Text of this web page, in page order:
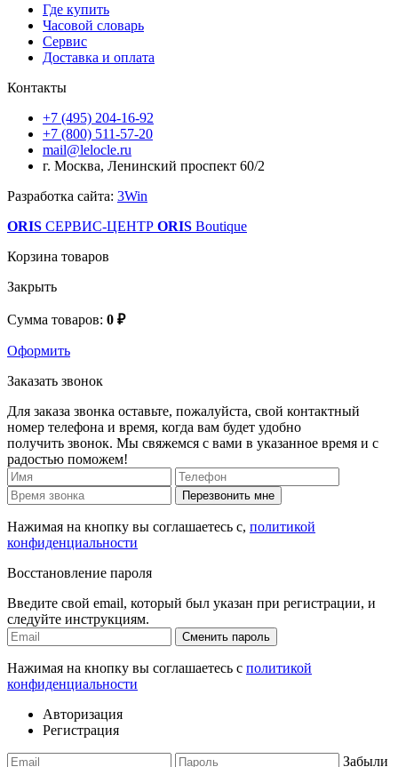
Где купить
Часовой словарь
Сервис
Доставка и оплата
Контакты
+7 (495) 204-16-92
+7 (800) 511-57-20
mail@lelocle.ru
г. Москва, Ленинский проспект 60/2
Разработка сайта: 3Win
ORIS СЕРВИС-ЦЕНТР ORIS Boutique
Корзина товаров
Закрыть
Сумма товаров: 0 ₽
Оформить
Заказать звонок
Для заказа звонка оставьте, пожалуйста, свой контактный
номер телефона и время, когда вам будет удобно
получить звонок. Мы свяжемся с вами в указанное время и с
радостью поможем!
Перезвонить мне
Нажимая на кнопку вы соглашаетесь с, политикой
конфиденциальности
Восстановление пароля
Введите свой email, который был указан при регистрации, и
следуйте инструкциям.
Сменить пароль
Нажимая на кнопку вы соглашаетесь с политикой
конфиденциальности
Авторизация
Регистрация
Забыли